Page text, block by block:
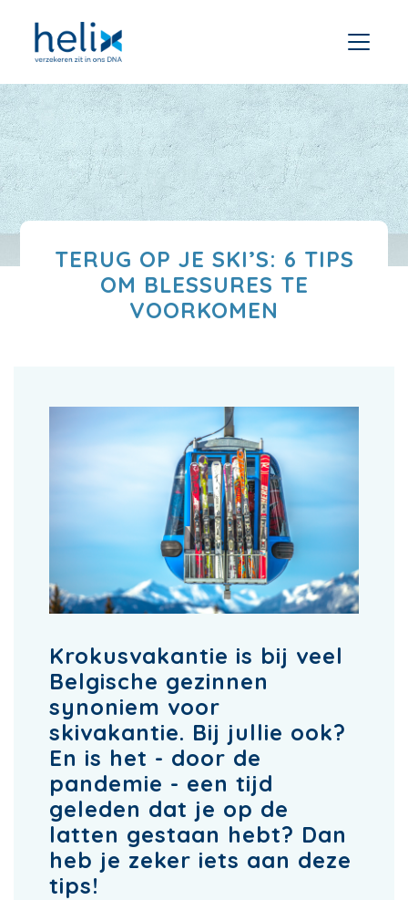
TERUG OP JE SKI’S: 6 TIPS
OM BLESSURES TE
VOORKOMEN
Krokusvakantie is bij veel
Belgische gezinnen
synoniem voor
skivakantie. Bij jullie ook?
En is het - door de
pandemie - een tijd
geleden dat je op de
latten gestaan hebt? Dan
heb je zeker iets aan deze
tips!